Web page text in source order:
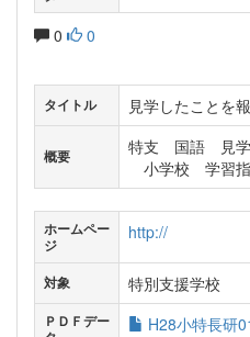
0 0
タイトル 見学したことを
概要
特支 国語 見学
小学校 学習
ホームペー
ジ
http://
対象 特別支援学校
ＰＤＦデー
H28小特長研